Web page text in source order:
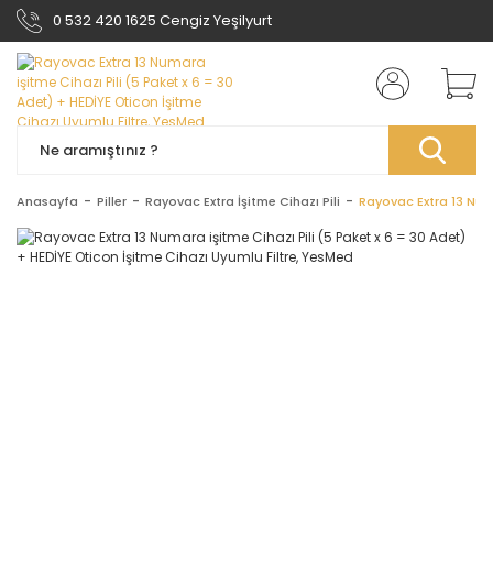
0 532 420 1625 Cengiz Yeşilyurt
Anasayfa Piller Rayovac Extra İşitme Cihazı Pili Rayovac Extra 13